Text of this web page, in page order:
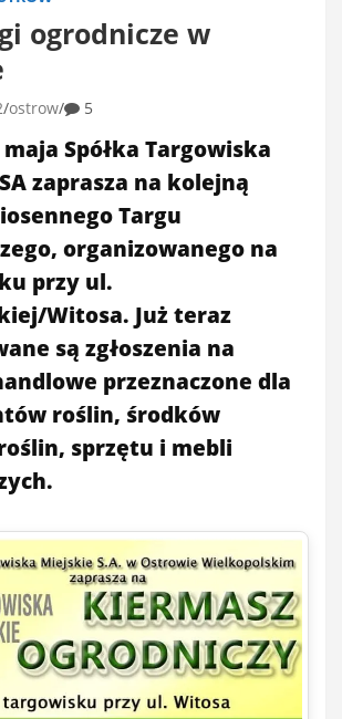
ogrodnicze w
ostrow 5
maja Spółka Targowiska
zaprasza na kolejną
Targu
organizowanego na
przy ul.
Witosa. Już teraz
są zgłoszenia na
przeznaczone dla
roślin, środków
sprzętu i mebli